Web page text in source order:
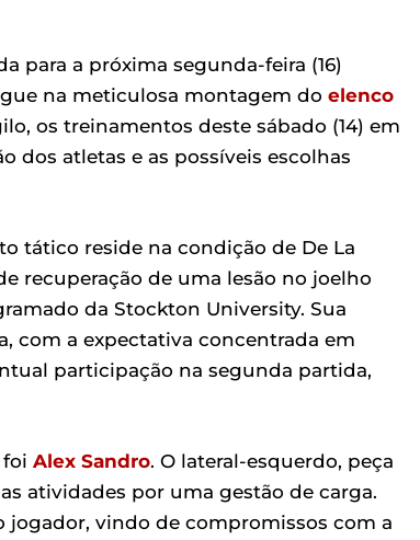
para a próxima segunda-feira (16)
na meticulosa montagem do elenco
os treinamentos deste sábado (14) em
dos atletas e as possíveis escolhas
tático reside na condição de De La
recuperação de uma lesão no joelho
da Stockton University. Sua
com a expectativa concentrada em
participação na segunda partida,
Alex Sandro. O lateral-esquerdo, peça
atividades por uma gestão de carga.
jogador, vindo de compromissos com a